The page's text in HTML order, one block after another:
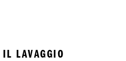
LAVAGGIO